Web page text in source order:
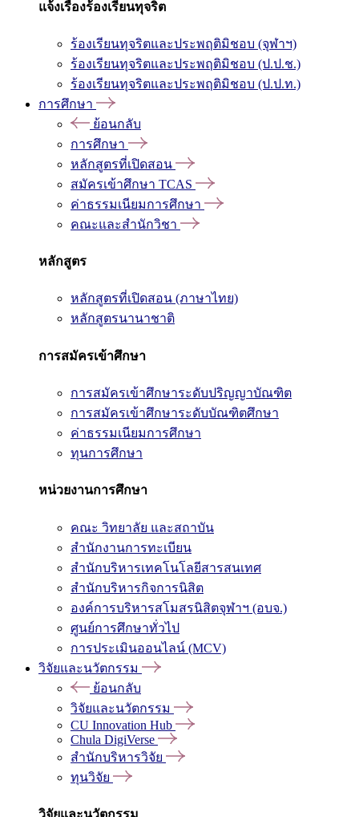
แจ้งเรื่องร้องเรียนทุจริต
ร้องเรียนทุจริตและประพฤติมิชอบ (จุฬาฯ)
ร้องเรียนทุจริตและประพฤติมิชอบ (ป.ป.ช.)
ร้องเรียนทุจริตและประพฤติมิชอบ (ป.ป.ท.)
การศึกษา
ย้อนกลับ
การศึกษา
หลักสูตรที่เปิดสอน
สมัครเข้าศึกษา TCAS
ค่าธรรมเนียมการศึกษา
คณะและสำนักวิชา
หลักสูตร
หลักสูตรที่เปิดสอน (ภาษาไทย)
หลักสูตรนานาชาติ
การสมัครเข้าศึกษา
การสมัครเข้าศึกษาระดับปริญญาบัณฑิต
การสมัครเข้าศึกษาระดับบัณฑิตศึกษา
ค่าธรรมเนียมการศึกษา
ทุนการศึกษา
หน่วยงานการศึกษา
คณะ วิทยาลัย และสถาบัน
สำนักงานการทะเบียน
สำนักบริหารเทคโนโลยีสารสนเทศ
สำนักบริหารกิจการนิสิต
องค์การบริหารสโมสรนิสิตจุฬาฯ (อบจ.)
ศูนย์การศึกษาทั่วไป
การประเมินออนไลน์ (MCV)
วิจัยและนวัตกรรม
ย้อนกลับ
วิจัยและนวัตกรรม
CU Innovation Hub
Chula DigiVerse
สำนักบริหารวิจัย
ทุนวิจัย
วิจัยและนวัตกรรม